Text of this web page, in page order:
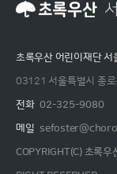
초록우산 어린이재단 서
03121 서울특별시 종
전화 02-325-9080
메일
COPYRIGHT(C) 초록